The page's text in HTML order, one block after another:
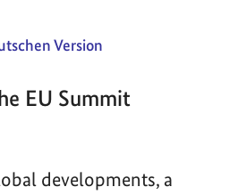
Version
EU Summit
developments, a